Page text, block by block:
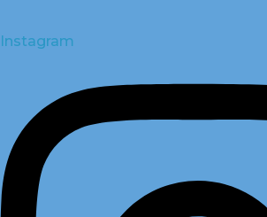
Instagram